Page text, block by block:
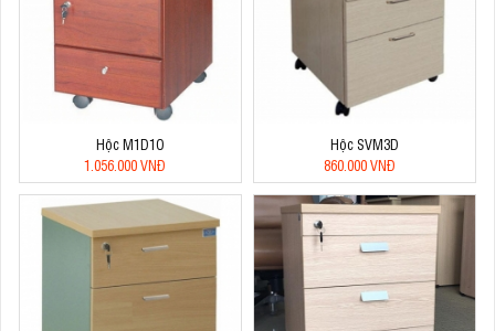
Hộc M1D1O
1.056.000 VNĐ
Hộc SVM3D
860.000 VNĐ